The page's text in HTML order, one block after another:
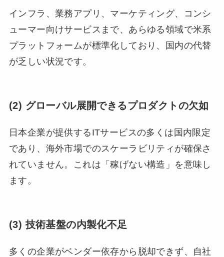
インフラ、業務アプリ、マーケティング、コンシ
ューマー向けサービスまで、あらゆる領域で米系
プラットフォームが標準化しており、国内の代替
が乏しい状況です。
(2) グローバル展開できるプロダクトの欠如
日本企業が提供するITサービスの多くは国内限定
であり、海外市場でのスケーラビリティが確保さ
れていません。これは「稼げない構造」を意味し
ます。
(3) 技術基盤の内製化不足
多くの企業がベンダー依存から脱却できず、自社